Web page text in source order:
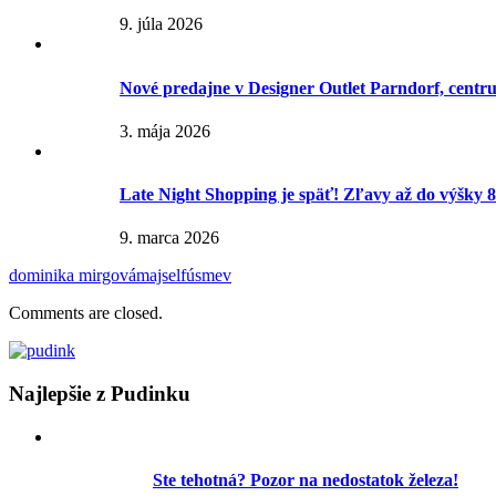
9. júla 2026
Nové predajne v Designer Outlet Parndorf,
3. mája 2026
Late Night Shopping je späť! Zľavy až do výšky
9. marca 2026
dominika mirgovámajselfúsmev
Comments are closed.
Najlepšie z Pudinku
Ste tehotná? Pozor na nedostatok železa!